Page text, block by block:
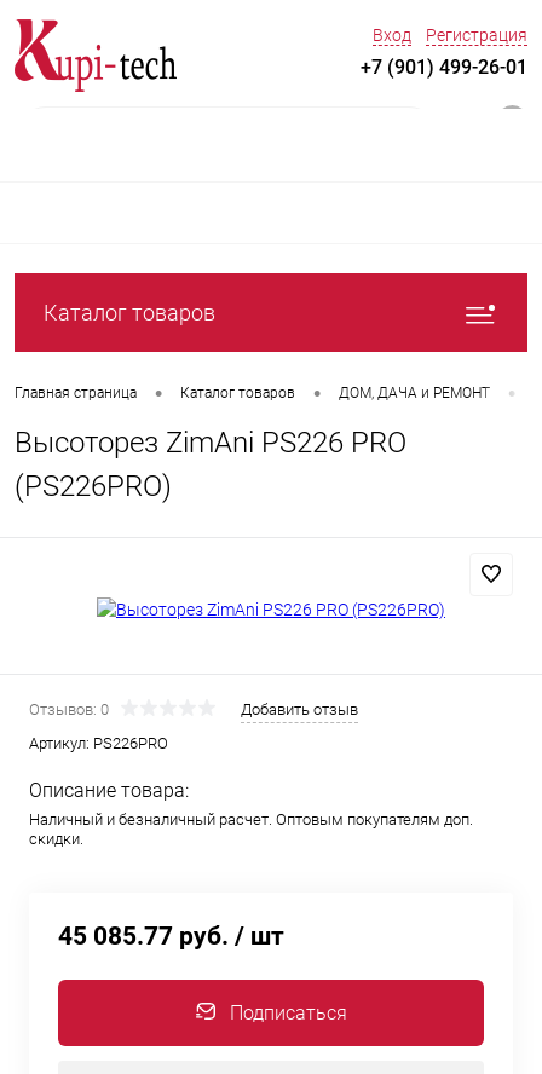
Вход Регистрация
+7 (901) 499-26-01
Каталог товаров
Главная страница • Каталог товаров • ДOM, ДАЧА и РЕМОНТ •
Высоторез ZimAni PS226 PRO
(PS226PRO)
Отзывов: 0
Добавить отзыв
Артикул: PS226PRO
Описание товара:
Наличный и безналичный расчет. Оптовым покупателям доп.
скидки.
45 085.77 руб. / шт
Подписаться